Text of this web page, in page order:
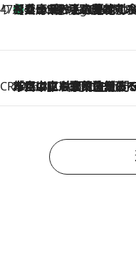
47都道府県の手みやげ ひんやりスイーツで夏を満喫
4 Hours Ago
【兵庫県】この夏絶対食べたい 冷やしておいしいおやつ3選 淡路島の恵みをジェラートに集約
CREA'S CHOICE
2026.8.7
「立川にも歌舞伎があるんだよ」 片岡仁左衛門・市川中車ら豪華座組みで4年目の立川立飛歌舞